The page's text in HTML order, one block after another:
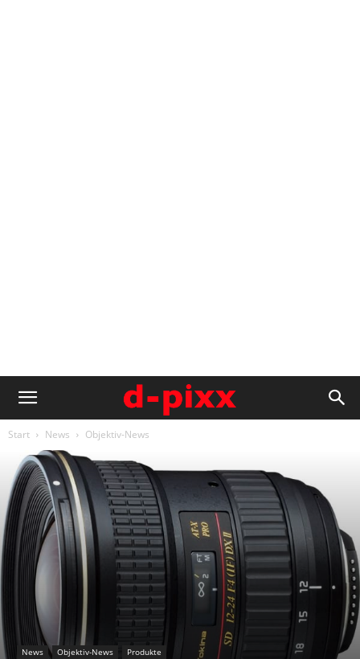
Start News Objektiv-News
News Objektiv-News Produkte